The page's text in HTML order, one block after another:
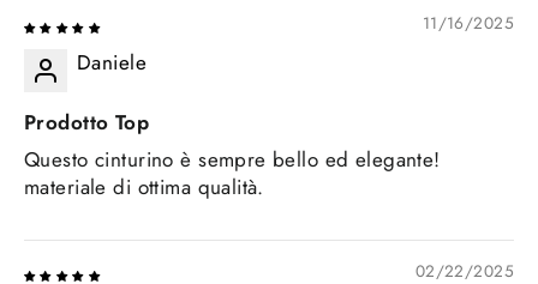
11/16/2025
Daniele
Prodotto Top
Questo cinturino è sempre bello ed elegante!
materiale di ottima qualità.
02/22/2025